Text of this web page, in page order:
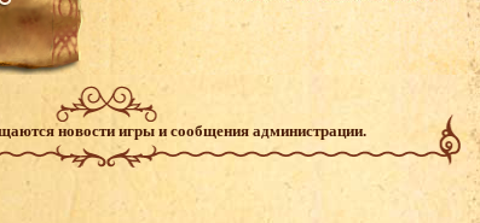
новости игры и сообщения администрации.